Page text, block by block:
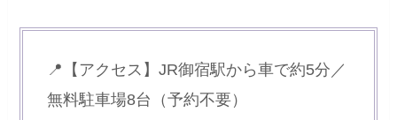
📍【アクセス】JR御宿駅から車で約5分／
無料駐車場8台（予約不要）